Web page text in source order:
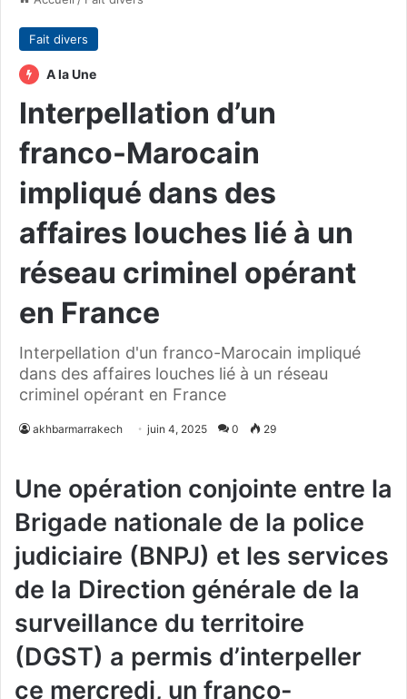
Fait divers
A la Une
Interpellation d’un
franco-Marocain
impliqué dans des
affaires louches lié à un
réseau criminel opérant
en France
Interpellation d'un franco-Marocain impliqué
dans des affaires louches lié à un réseau
criminel opérant en France
akhbarmarrakech juin 4, 2025 0 29
Une opération conjointe entre la
Brigade nationale de la police
judiciaire (BNPJ) et les services
de la Direction générale de la
surveillance du territoire
(DGST) a permis d’interpeller
ce mercredi, un franco-